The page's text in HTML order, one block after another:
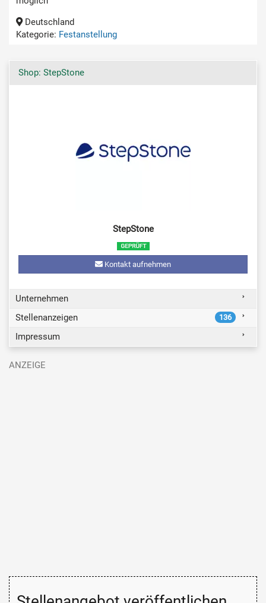
Deutschland
Kategorie: Festanstellung
Shop: StepStone
StepStone
Kontakt aufnehmen
Unternehmen
Stellenanzeigen
136
Impressum